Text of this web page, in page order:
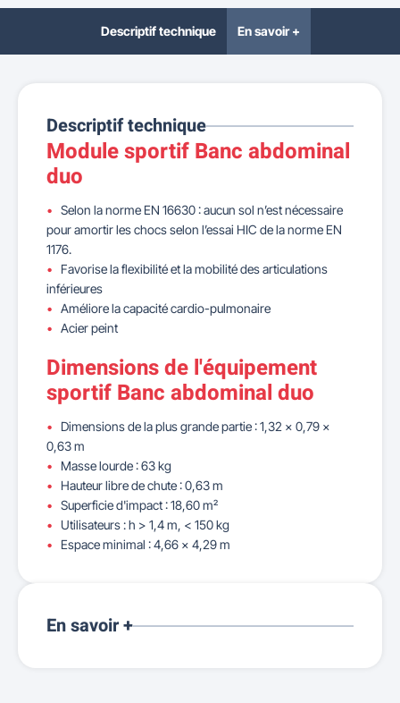
Descriptif technique En savoir +
Descriptif technique
Module sportif Banc abdominal
duo
Selon la norme EN 16630 : aucun sol n’est nécessaire
pour amortir les chocs selon l’essai HIC de la norme EN
1176.
Favorise la flexibilité et la mobilité des articulations
inférieures
Améliore la capacité cardio-pulmonaire
Acier peint
Dimensions de l'équipement
sportif Banc abdominal duo
Dimensions de la plus grande partie : 1,32 x 0,79 x
0,63 m
Masse lourde : 63 kg
Hauteur libre de chute : 0,63 m
Superficie d'impact : 18,60 m²
Utilisateurs : h > 1,4 m, < 150 kg
Espace minimal : 4,66 x 4,29 m
En savoir +